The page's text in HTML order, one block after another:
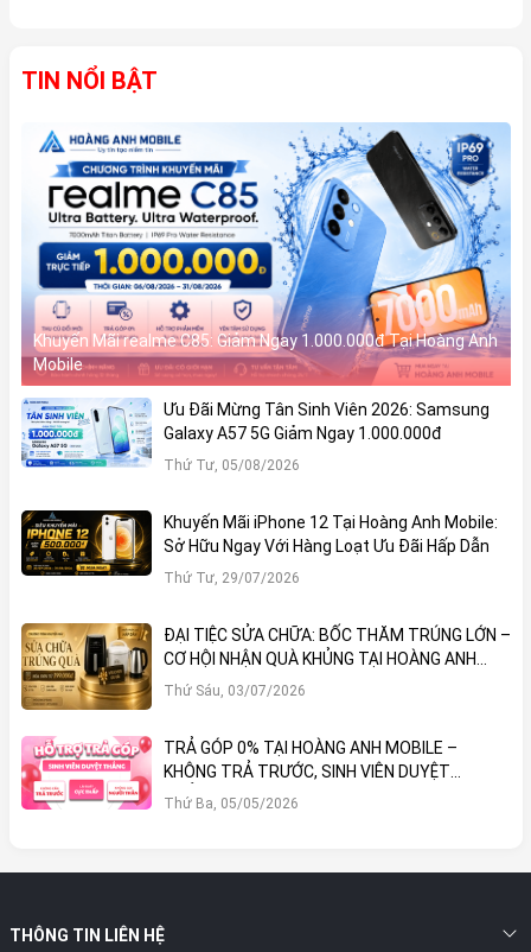
TIN NỔI BẬT
Khuyến Mãi realme C85: Giảm Ngay 1.000.000đ Tại Hoàng Anh
Mobile
Ưu Đãi Mừng Tân Sinh Viên 2026: Samsung
Galaxy A57 5G Giảm Ngay 1.000.000đ
Thứ Tư, 05/08/2026
Khuyến Mãi iPhone 12 Tại Hoàng Anh Mobile:
Sở Hữu Ngay Với Hàng Loạt Ưu Đãi Hấp Dẫn
Thứ Tư, 29/07/2026
ĐẠI TIỆC SỬA CHỮA: BỐC THĂM TRÚNG LỚN –
CƠ HỘI NHẬN QUÀ KHỦNG TẠI HOÀNG ANH
MOBILE
Thứ Sáu, 03/07/2026
TRẢ GÓP 0% TẠI HOÀNG ANH MOBILE –
KHÔNG TRẢ TRƯỚC, SINH VIÊN DUYỆT
THẲNG!
Thứ Ba, 05/05/2026
THÔNG TIN LIÊN HỆ